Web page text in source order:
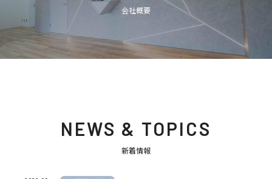
会社概要
NEWS & TOPICS
新着情報